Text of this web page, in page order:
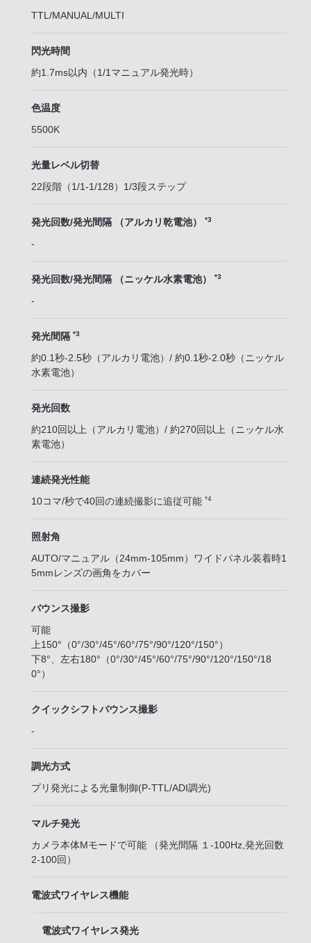
TTL/MANUAL/MULTI
閃光時間
約1.7ms以内（1/1マニュアル発光時）
色温度
5500K
光量レベル切替
22段階（1/1-1/128）1/3段ステップ
発光回数/発光間隔 （アルカリ乾電池） *3
-
発光回数/発光間隔 （ニッケル水素電池） *3
-
発光間隔 *3
約0.1秒-2.5秒（アルカリ電池）/ 約0.1秒-2.0秒（ニッケル
水素電池）
発光回数
約210回以上（アルカリ電池）/ 約270回以上（ニッケル水
素電池）
連続発光性能
10コマ/秒で40回の連続撮影に追従可能 *4
照射角
AUTO/マニュアル（24mm-105mm）ワイドパネル装着時1
5mmレンズの画角をカバー
バウンス撮影
可能
上150°（0°/30°/45°/60°/75°/90°/120°/150°）
下8°、左右180°（0°/30°/45°/60°/75°/90°/120°/150°/18
0°）
クイックシフトバウンス撮影
-
調光方式
プリ発光による光量制御(P-TTL/ADI調光)
マルチ発光
カメラ本体Mモードで可能 （発光間隔 １-100Hz,発光回数
2-100回）
電波式ワイヤレス機能
電波式ワイヤレス発光